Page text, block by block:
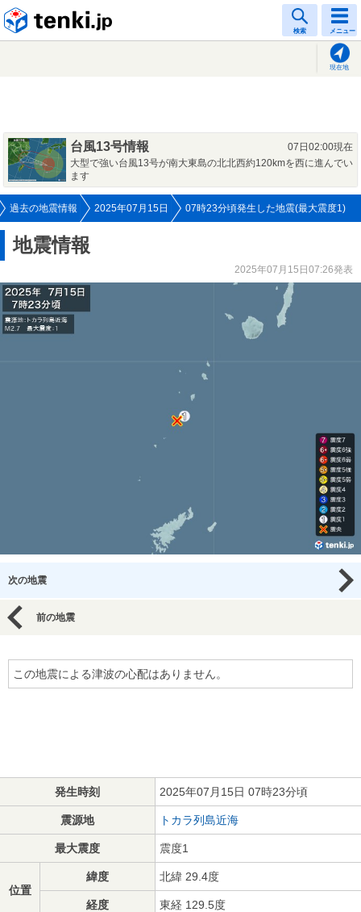
検索 メニュー
現在地
台風13号情報
07日02:00現在
大型で強い台風13号が南大東島の北北西約120kmを西に進んでい
ます
過去の地震情報 2025年07月15日 07時23分頃発生した地震(最大震度1)
地震情報
2025年07月15日07:26発表
次の地震
前の地震
この地震による津波の心配はありません。
発生時刻 2025年07月15日 07時23分頃
震源地 トカラ列島近海
最大震度 震度1
位置
緯度 北緯 29.4度
経度 東経 129.5度